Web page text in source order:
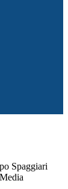
Spaggiari